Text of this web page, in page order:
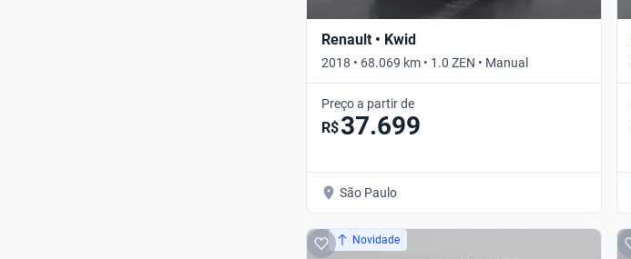
Renault • Kwid
2018 • 68.069 km • 1.0 ZEN • Manual
Preço a partir de
R$37.699
São Paulo
Novidade